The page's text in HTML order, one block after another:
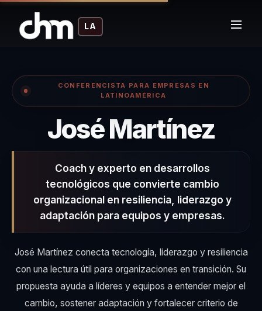
LA
CONFERENCISTA PARA EMPRESAS EN
LATINOAMÉRICA
José Martínez–
Coach y experto en desarrollos
tecnológicos que convierte cambio
organizacional en resiliencia, liderazgo y
adaptación para equipos y empresas.
José Martínez conecta tecnología, liderazgo y resiliencia
con una lectura útil para organizaciones en transición. Su
propuesta ayuda a líderes y equipos a entender mejor el
cambio, sostener adaptación y fortalecer criterio de